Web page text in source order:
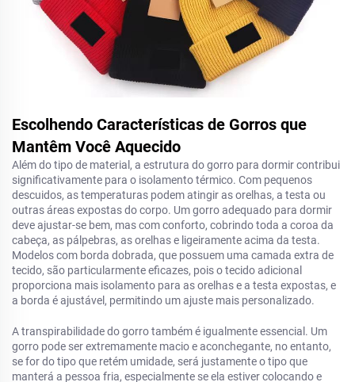
Escolhendo Características de Gorros que
Mantêm Você Aquecido
Além do tipo de material, a estrutura do gorro para dormir contribui
significativamente para o isolamento térmico. Com pequenos
descuidos, as temperaturas podem atingir as orelhas, a testa ou
outras áreas expostas do corpo. Um gorro adequado para dormir
deve ajustar-se bem, mas com conforto, cobrindo toda a coroa da
cabeça, as pálpebras, as orelhas e ligeiramente acima da testa.
Modelos com borda dobrada, que possuem uma camada extra de
tecido, são particularmente eficazes, pois o tecido adicional
proporciona mais isolamento para as orelhas e a testa expostas, e
a borda é ajustável, permitindo um ajuste mais personalizado.
A transpirabilidade do gorro também é igualmente essencial. Um
gorro pode ser extremamente macio e aconchegante, no entanto,
se for do tipo que retém umidade, será justamente o tipo que
manterá a pessoa fria, especialmente se ela estiver colocando e